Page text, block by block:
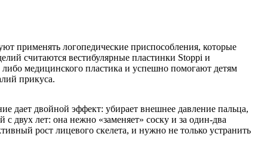
применять логопедические приспособления, которые
считаются вестибулярные пластинки Stoppi и
медицинского пластика и успешно помогают детям
прикуса.
дает двойной эффект: убирает внешнее давление пальца,
двух лет: она нежно «заменяет» соску и за один-два
рост лицевого скелета, и нужно не только устранить